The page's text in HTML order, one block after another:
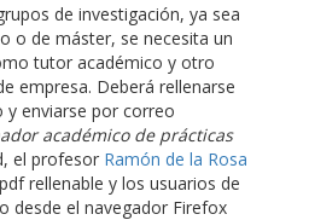
de investigación, ya sea
o de máster, se necesita un
tutor académico y otro
empresa. Deberá rellenarse
enviarse por correo
académico de prácticas
el profesor Ramón de la Rosa
rellenable y los usuarios de
desde el navegador Firefox